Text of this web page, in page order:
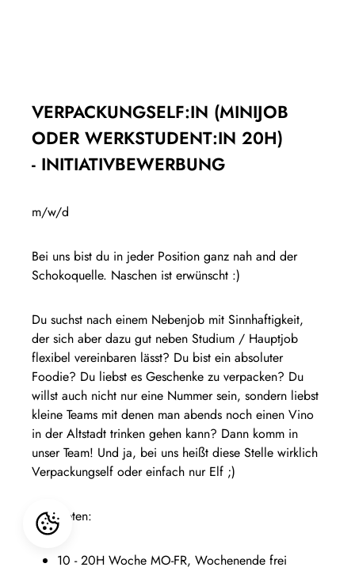
VERPACKUNGSELF:IN (MINIJOB
ODER WERKSTUDENT:IN 20H)
- INITIATIVBEWERBUNG
m/w/d
Bei uns bist du in jeder Position ganz nah and der
Schokoquelle. Naschen ist erwünscht :)
Du suchst nach einem Nebenjob mit Sinnhaftigkeit,
der sich aber dazu gut neben Studium / Hauptjob
flexibel vereinbaren lässt? Du bist ein absoluter
Foodie? Du liebst es Geschenke zu verpacken? Du
willst auch nicht nur eine Nummer sein, sondern liebst
kleine Teams mit denen man abends noch einen Vino
in der Altstadt trinken gehen kann? Dann komm in
unser Team! Und ja, bei uns heißt diese Stelle wirklich
Verpackungself oder einfach nur Elf ;)
Wir bieten:
10 - 20H Woche MO-FR, Wochenende frei